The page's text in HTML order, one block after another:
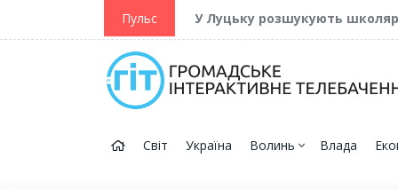
Пульс У Луцьку розшукують
Світ Україна Волинь Влада